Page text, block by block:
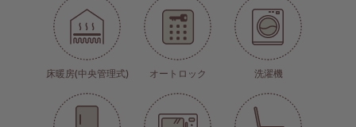
床暖房(中央管理式) オートロック 洗濯機